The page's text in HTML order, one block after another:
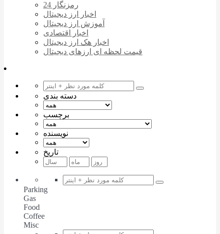
رمزنگار 24
اخبار ارز دیجیتال
آموزش ارز دیجیتال
اخبار اقتصادی
اخبار هک ارز دیجیتال
قیمت لحظه ای ارزهای دیجیتال
دسته بندی
برچسب
نویسنده
تاریخ
Parking
Gas
Food
Coffee
Misc